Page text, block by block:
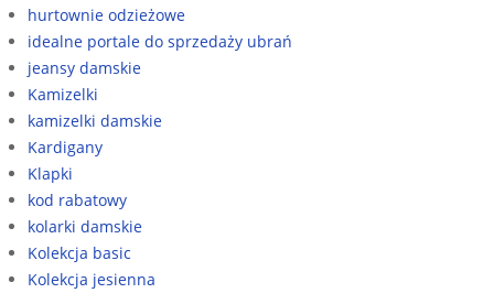
hurtownie odzieżowe
idealne portale do sprzedaży ubrań
jeansy damskie
Kamizelki
kamizelki damskie
Kardigany
Klapki
kod rabatowy
kolarki damskie
Kolekcja basic
Kolekcja jesienna